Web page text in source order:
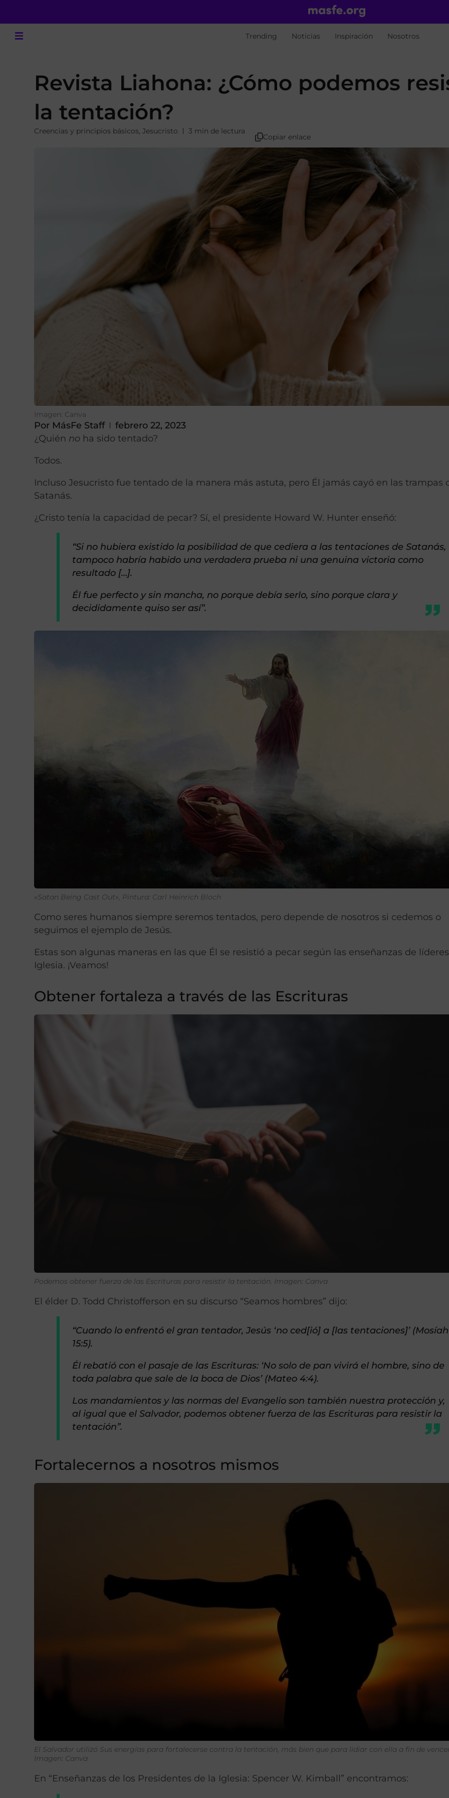
Trending Noticias Inspiración Nosotros
Revista Liahona: ¿Cómo podemos
la tentación?
Creencias y principios básicos,Jesucristo 3 min de lectura
Copiar enlace
Imagen: Canva
Por MásFe Staff
febrero 22, 2023
¿Quién no ha sido tentado?
Todos.
Incluso Jesucristo fue tentado de la manera más astuta, pero Él jamás cayó en las trampas
Satanás.
¿Cristo tenía la capacidad de pecar? Sí, el presidente Howard W. Hunter enseñó:
“Si no hubiera existido la posibilidad de que cediera a las tentaciones de Satanás,
tampoco habría habido una verdadera prueba ni una genuina victoria como
resultado […].
Él fue perfecto y sin mancha, no porque debía serlo, sino porque clara y
decididamente quiso ser así”.
«Satan Being Cast Out», Pintura: Carl Heinrich Bloch
Como seres humanos siempre seremos tentados, pero depende de nosotros si cedemos o
seguimos el ejemplo de Jesús.
Estas son algunas maneras en las que Él se resistió a pecar según las enseñanzas de
Iglesia. ¡Veamos!
Obtener fortaleza a través de las Escrituras
Podemos obtener fuerza de las Escrituras para resistir la tentación. Imagen: Canva
El élder D. Todd Christofferson en su discurso “Seamos hombres” dijo:
“Cuando lo enfrentó el gran tentador, Jesús ‘no ced[ió] a [las tentaciones]’ (Mosíah
15:5).
Él rebatió con el pasaje de las Escrituras: ‘No solo de pan vivirá el hombre, sino de
toda palabra que sale de la boca de Dios’ (Mateo 4:4).
Los mandamientos y las normas del Evangelio son también nuestra protección y,
al igual que el Salvador, podemos obtener fuerza de las Escrituras para resistir la
tentación”.
Fortalecernos a nosotros mismos
El Salvador utilizó Sus energías para fortalecerse contra la tentación, más bien que para lidiar con ella a fin de
Imagen: Canva
En “Enseñanzas de los Presidentes de la Iglesia: Spencer W. Kimball” encontramos: